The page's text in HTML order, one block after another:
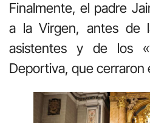
Finalmente, el padre
a la Virgen, antes de
asistentes y de los
Deportiva, que cerraron